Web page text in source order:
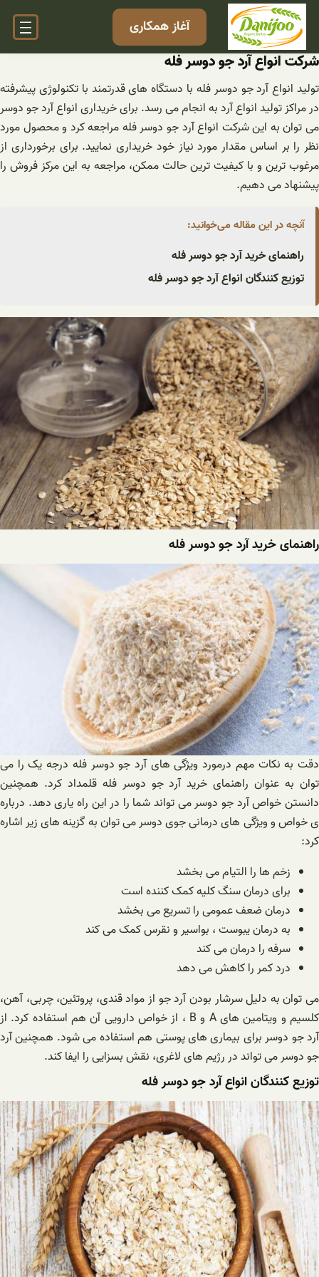
رفتن
محتوا
آغاز همکاری
شرکت انواع آرد جو دوسر فله
تولید انواع آرد جو دوسر فله با دستگاه های قدرتمند با تکنولوژی پیشرفته
در مراکز تولید انواع آرد به انجام می رسد. برای خریداری انواع آرد جو دوسر
می توان به این شرکت انواع آرد جو دوسر فله مراجعه کرد و محصول مورد
نظر را بر اساس مقدار مورد نیاز خود خریداری نمایید. برای برخورداری از
مرغوب ترین و با کیفیت ترین حالت ممکن، مراجعه به این مرکز فروش را
پیشنهاد می دهیم.
آنچه در این مقاله می‌خوانید:
راهنمای خرید آرد جو دوسر فله
توزیع کنندگان انواع آرد جو دوسر فله
راهنمای خرید آرد جو دوسر فله
دقت به نکات مهم درمورد ویژگی های آرد جو دوسر فله درجه یک را می
توان به عنوان راهنمای خرید آرد جو دوسر فله قلمداد کرد. همچنین
دانستن خواص آرد جو دوسر می تواند شما را در این راه یاری دهد. درباره
ی خواص و ویژگی های درمانی جوی دوسر می توان به گزینه های زیر اشاره
کرد:
زخم ها را التیام می بخشد
برای درمان سنگ کلیه کمک کننده است
درمان ضعف عمومی را تسریع می بخشد
به درمان یبوست ، بواسیر و نقرس کمک می کند
سرفه را درمان می کند
درد کمر را کاهش می دهد
می توان به دلیل سرشار بودن آرد جو از مواد قندی، پروتئین، چربی، آهن،
کلسیم و ویتامین های A و B ، از خواص دارویی آن هم استفاده کرد. از
آرد جو دوسر برای بیماری های پوستی هم استفاده می شود. همچنین آرد
جو دوسر می تواند در رژیم های لاغری، نقش بسزایی را ایفا کند.
توزیع کنندگان انواع آرد جو دوسر فله